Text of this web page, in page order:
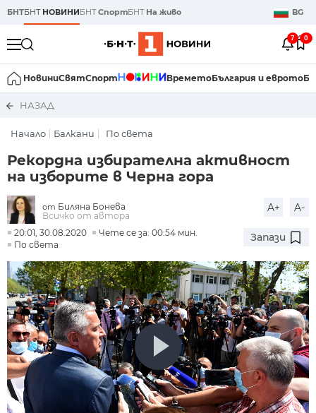
БНТБНТ НОВИНИБНТСпортБНТ На живо BG
7 0
НовиниСвятСпорт ВреметоБългария и еврото
НАЗАД
Начало Балкани По света
Рекордна избирателна активност
на изборите в Черна гора
от Биляна Бонева
Всичко от автора
A+ A-
20:01, 30.08.2020
Чете се за: 00:54 мин.
По света
Запази